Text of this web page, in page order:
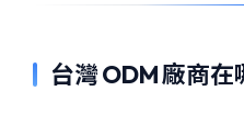
台灣 ODM 廠商